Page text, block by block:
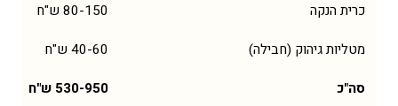
כרית הנקה
80-150 ש"ח
מטליות גיהוק (חבילה)
40-60 ש"ח
סה"כ
530-950 ש"ח